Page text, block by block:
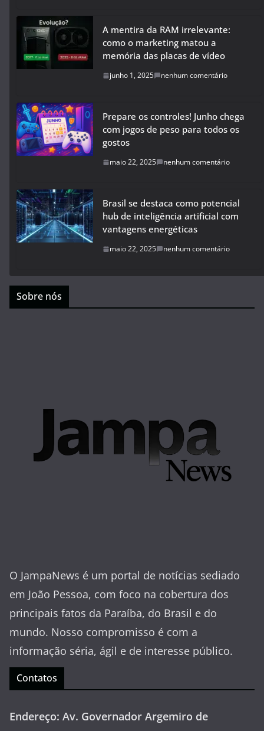
A mentira da RAM irrelevante:
como o marketing matou a
memória das placas de vídeo
junho 1, 2025 nenhum comentário
Prepare os controles! Junho chega
com jogos de peso para todos os
gostos
maio 22, 2025 nenhum comentário
Brasil se destaca como potencial
hub de inteligência artificial com
vantagens energéticas
maio 22, 2025 nenhum comentário
Sobre nós
O JampaNews é um portal de notícias sediado
em João Pessoa, com foco na cobertura dos
principais fatos da Paraíba, do Brasil e do
mundo. Nosso compromisso é com a
informação séria, ágil e de interesse público.
Contatos
Endereço: Av. Governador Argemiro de